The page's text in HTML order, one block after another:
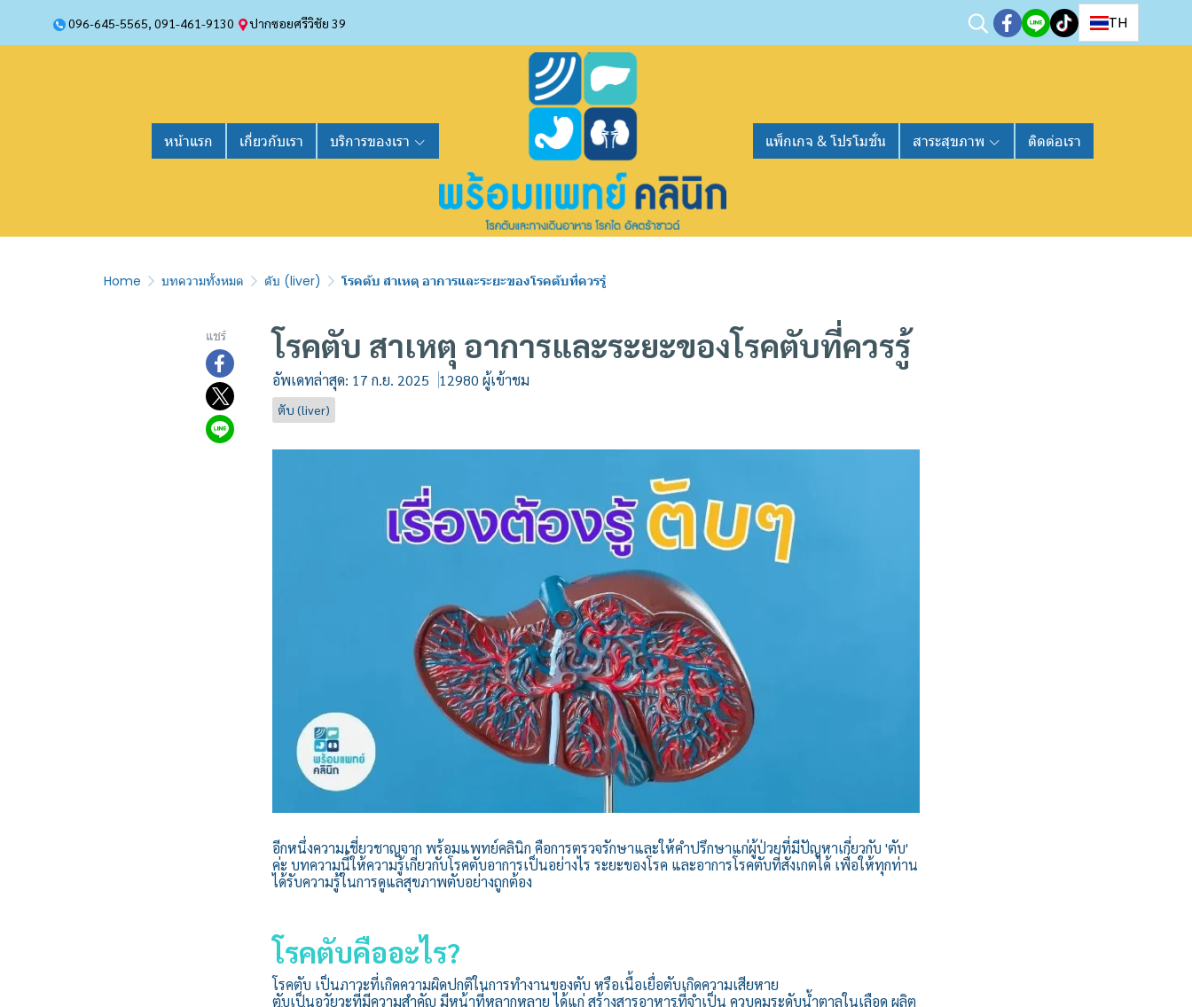
096-645-5565 091-461-9130 ปากซอยศรีวิชัย 39 TH
หน้าแรก เกี่ยวกับเรา บริการของเรา แพ็กเกจ & โปรโมชั่น สาระสุขภาพ ติดต่อเรา
Home บทความทั้งหมด ตับ (liver) โรคตับ สาเหตุ อาการและระยะของโรคตับที่ควรรู้
แชร์ โรคตับ สาเหตุ อาการและระยะของโรคตับที่ควรรู้
อัพเดทล่าสุด: 17 ก.ย. 2025 12980 ผู้เข้าชม
ตับ (liver)
อีกหนึ่งความเชี่ยวชาญจาก พร้อมแพทย์คลินิก คือการตรวจรักษาและให้คำปรึกษาแก่ผู้ป่วยที่มีปัญหาเกี่ยวกับ 'ตับ'
ค่ะ บทความนี้ให้ความรู้เกี่ยวกับโรคตับอาการเป็นอย่างไร ระยะของโรค และอาการโรคตับที่สังเกตได้ เพื่อให้ทุกท่าน
ได้รับความรู้ในการดูแลสุขภาพตับอย่างถูกต้อง
โรคตับคืออะไร?
โรคตับ เป็นภาวะที่เกิดความผิดปกติในการทำงานของตับ หรือเนื้อเยื่อตับเกิดความเสียหาย
ตับเป็นอวัยวะที่มีความสำคัญ มีหน้าที่หลากหลาย ได้แก่ สร้างสารอาหารที่จำเป็น ควบคุมระดับน้ำตาลในเลือด ผลิต